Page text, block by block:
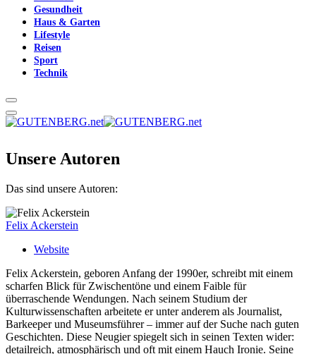
Gesundheit
Haus & Garten
Lifestyle
Reisen
Sport
Technik
Unsere Autoren
Das sind unsere Autoren:
Felix Ackerstein
Website
Felix Ackerstein, geboren Anfang der 1990er, schreibt mit einem
scharfen Blick für Zwischentöne und einem Faible für
überraschende Wendungen. Nach seinem Studium der
Kulturwissenschaften arbeitete er unter anderem als Journalist,
Barkeeper und Museumsführer – immer auf der Suche nach guten
Geschichten. Diese Neugier spiegelt sich in seinen Texten wider:
detailreich, atmosphärisch und oft mit einem Hauch Ironie. Seine